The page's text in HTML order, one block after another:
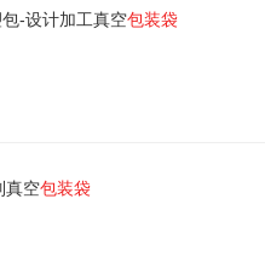
-设计加工真空包装袋
真空包装袋